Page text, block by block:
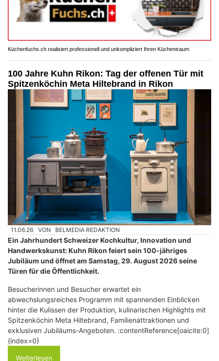
Küchenfuchs.ch realisiert professionell und unkompliziert Ihren Küchentraum
100 Jahre Kuhn Rikon: Tag der offenen Tür mit
Spitzenköchin Meta Hiltebrand in Rikon
11.06.26 VON BELMEDIA REDAKTION
Ein Jahrhundert Schweizer Kochkultur, Innovation und
Handwerkskunst: Kuhn Rikon feiert sein 100-jähriges
Jubiläum und öffnet am Samstag, 29. August 2026 seine
Türen für die Öffentlichkeit.
Besucherinnen und Besucher erwartet ein
abwechslungsreiches Programm mit spannenden Einblicken
hinter die Kulissen der Produktion, kulinarischen Highlights mit
Spitzenköchin Meta Hiltebrand, Familienattraktionen und
exklusiven Jubiläums-Angeboten. :contentReference[oaicite:0]
{index=0}
Weiterlesen